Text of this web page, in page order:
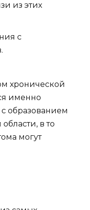
из этих
с
хронической
именно
образованием
в то
могут